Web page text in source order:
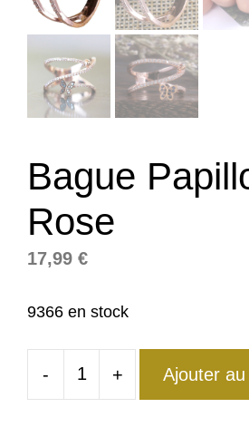
Bague
Rose
17,99 €
9366 en stock
-
quantité
+ Ajouter